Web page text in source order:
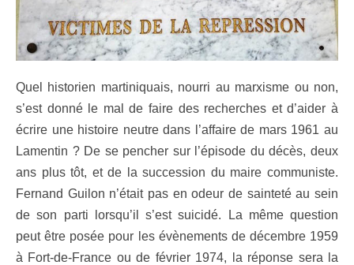
Quel historien martiniquais, nourri au marxisme ou non,
s’est donné le mal de faire des recherches et d’aider à
écrire une histoire neutre dans l’affaire de mars 1961 au
Lamentin ? De se pencher sur l’épisode du décès, deux
ans plus tôt, et de la succession du maire communiste.
Fernand Guilon n’était pas en odeur de sainteté au sein
de son parti lorsqu’il s’est suicidé. La même question
peut être posée pour les évènements de décembre 1959
à Fort-de-France ou de février 1974, la réponse sera la